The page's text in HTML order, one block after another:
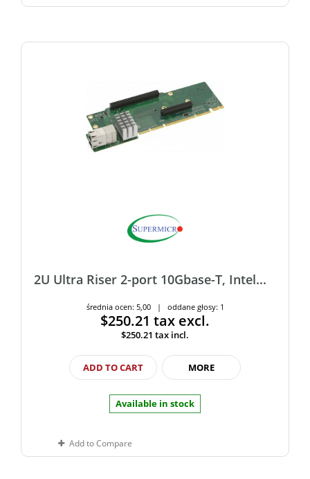
2U Ultra Riser 2-port 10Gbase-T, Intel...
średnia ocen: 5,00 | oddane głosy: 1
$250.21 tax excl.
$250.21 tax incl.
ADD TO CART MORE
Available in stock
Add to Compare